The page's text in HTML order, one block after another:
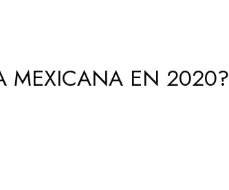
MEXICANA EN 2020?